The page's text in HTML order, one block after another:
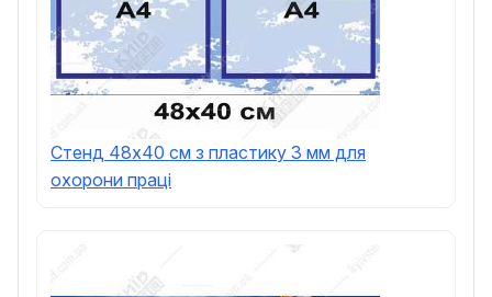
Стенд 48х40 см з пластику 3 мм для
охорони праці